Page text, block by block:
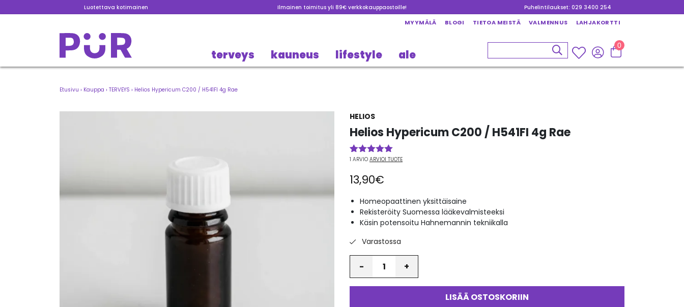
Luotettava kotimainen Ilmainen toimitus yli 89€ verkkokauppaostoille! Puhelintilaukset: 029 3400 254
MYYMÄLÄ BLOGI TIETOA MEISTÄ VALMENNUS LAHJAKORTTI
terveys kauneus lifestyle ale
0
Etusivu › Kauppa › TERVEYS › Helios Hypericum C200 / H541FI 4g Rae
HELIOS
Helios Hypericum C200 / H541FI 4g Rae
Arvio5.00
perustuen
1
asiakkaan
1 ARVIO ARVIOI TUOTE
13,90€
Homeopaattinen yksittäisaine
Rekisteröity Suomessa lääkevalmisteeksi
Käsin potensoitu Hahnemannin tekniikalla
Varastossa
LISÄÄ OSTOSKORIIN